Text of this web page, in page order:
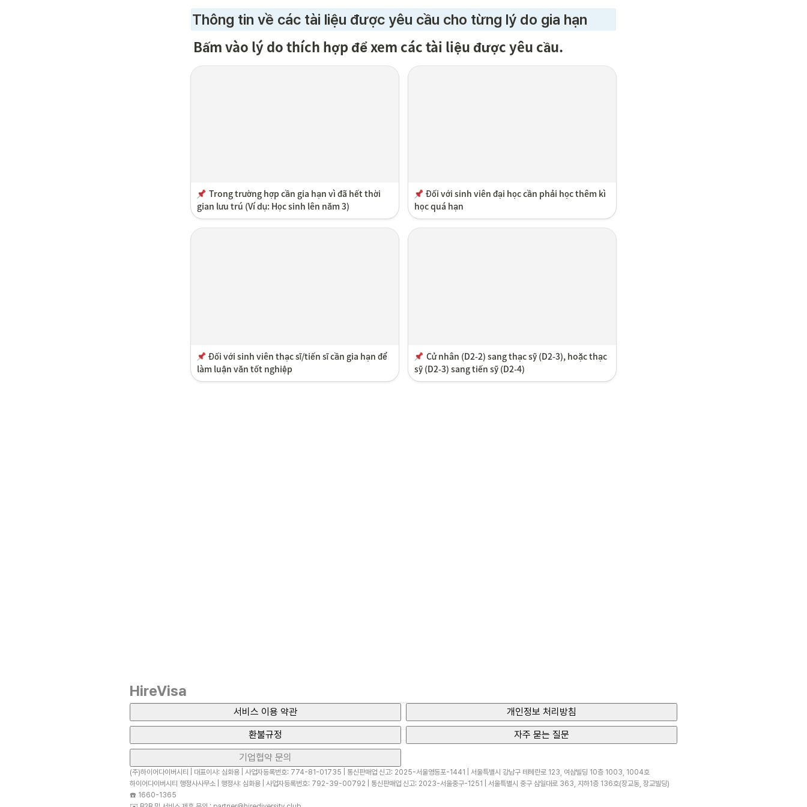
Thông tin về các tài liệu được yêu cầu cho từng lý do gia hạn
Bấm vào lý do thích hợp để xem các tài liệu được yêu cầu.
Trong trường hợp cần gia hạn vì đã hết thời
gian lưu trú (Ví dụ: Học sinh lên năm 3)
Đối với sinh viên đại học cần phải học thêm kì
học quá hạn
Đối với sinh viên thạc sĩ/tiến sĩ cần gia hạn để
làm luận văn tốt nghiệp
Cử nhân (D2-2) sang thạc sỹ (D2-3), hoặc thạc
sỹ (D2-3) sang tiến sỹ (D2-4)
HireVisa
서비스 이용 약관
개인정보 처리방침
환불규정
자주 묻는 질문
기업협약 문의
(주)하이어다이버시티 | 대표이사: 심화용 | 사업자등록번호: 774-81-01735 | 통신판매업 신고: 2025-서울영등포-1441 | 서울특별시 강남구 테헤란로 123, 여삼빌딩 10층 1003, 1004호
하이어다이버시티 행정사사무소 | 행정사: 심화용 | 사업자등록번호: 792-39-00792 | 통신판매업 신고: 2023-서울중구-1251 | 서울특별시 중구 삼일대로 363, 지하1층 136호(장교동, 장교빌딩)
☎️ 1660-1365